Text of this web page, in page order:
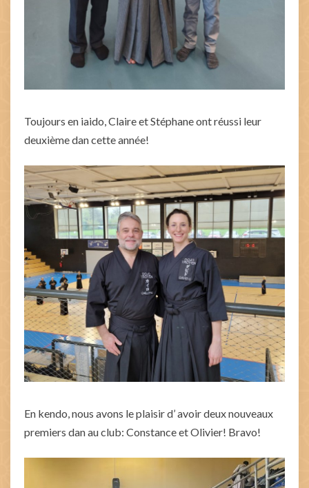
Toujours en iaido, Claire et Stéphane ont réussi leur
deuxième dan cette année!
En kendo, nous avons le plaisir d’ avoir deux nouveaux
premiers dan au club: Constance et Olivier! Bravo!